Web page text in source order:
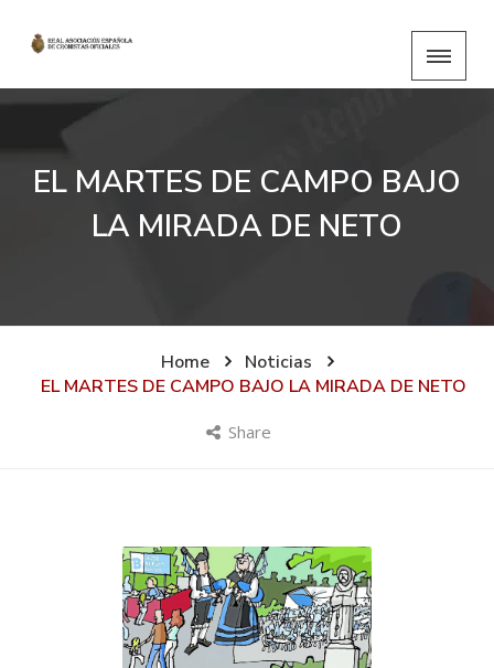
EL MARTES DE CAMPO BAJO
LA MIRADA DE NETO
Home
Noticias
EL MARTES DE CAMPO BAJO LA MIRADA DE NETO
Share